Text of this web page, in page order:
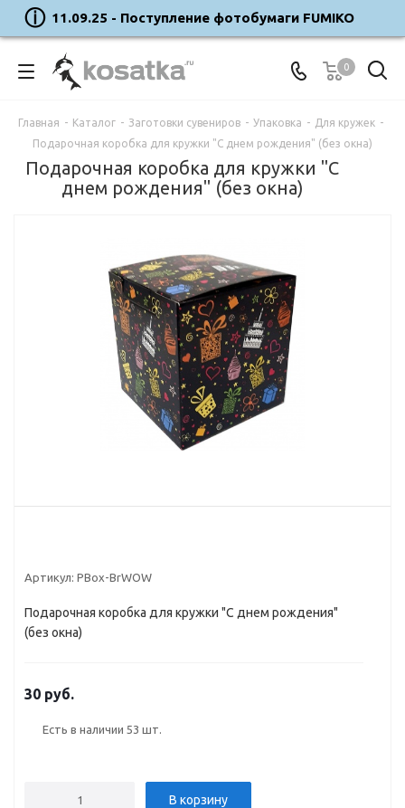
11.09.25 - Поступление фотобумаги FUMIKO
0
Главная - Каталог - Заготовки сувениров - Упаковка - Для кружек -
Подарочная коробка для кружки "С днем рождения" (без окна)
Подарочная коробка для кружки "С
днем рождения" (без окна)
Артикул: PBox-BrWOW
Подарочная коробка для кружки "С днем рождения"
(без окна)
30 руб.
Есть в наличии 53 шт.
В корзину